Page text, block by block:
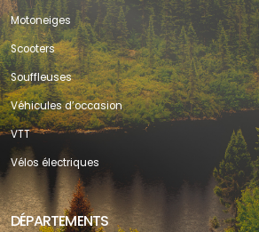
Motoneiges
Scooters
Souffleuses
Véhicules d’occasion
VTT
Vélos électriques
DÉPARTEMENTS